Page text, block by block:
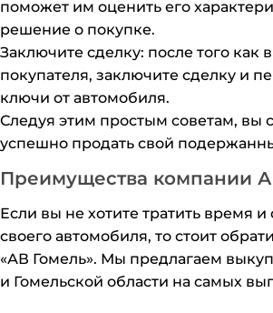
поможет им оценить его
решение о покупке.
Заключите сделку: после того как
покупателя, заключите сделку и
ключи от автомобиля.
Следуя этим простым советам, вы
успешно продать свой
Преимущества компании
Если вы не хотите тратить время
своего автомобиля, то стоит
«АВ Гомель». Мы предлагаем
и Гомельской области на самых